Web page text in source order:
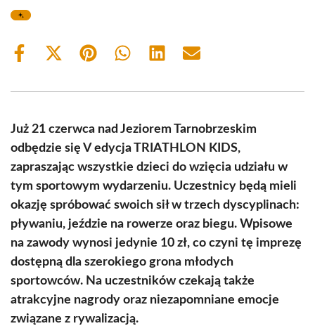
Share
Share
(Twitter)
Share Share Share Share
Już 21 czerwca nad Jeziorem Tarnobrzeskim
odbędzie się V edycja TRIATHLON KIDS,
zapraszając wszystkie dzieci do wzięcia udziału w
tym sportowym wydarzeniu. Uczestnicy będą mieli
okazję spróbować swoich sił w trzech dyscyplinach:
pływaniu, jeździe na rowerze oraz biegu. Wpisowe
na zawody wynosi jedynie 10 zł, co czyni tę imprezę
dostępną dla szerokiego grona młodych
sportowców. Na uczestników czekają także
atrakcyjne nagrody oraz niezapomniane emocje
związane z rywalizacją.